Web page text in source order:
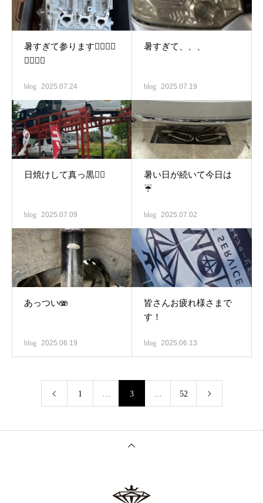
暑すぎて参ります😶‍🌫️😶‍🌫️
😶‍🌫️😶‍🌫️
blog 2025.07.24
暑すぎて、、、
blog 2025.07.19
日焼けして真っ黒🤦‍♂️
blog 2025.07.09
暑い日が続いて今日は
☔️
blog 2025.07.02
あっつい🫨
blog 2025.06.19
皆さんお疲れ様さまで
す！
blog 2025.06.13
1 … 3 … 52